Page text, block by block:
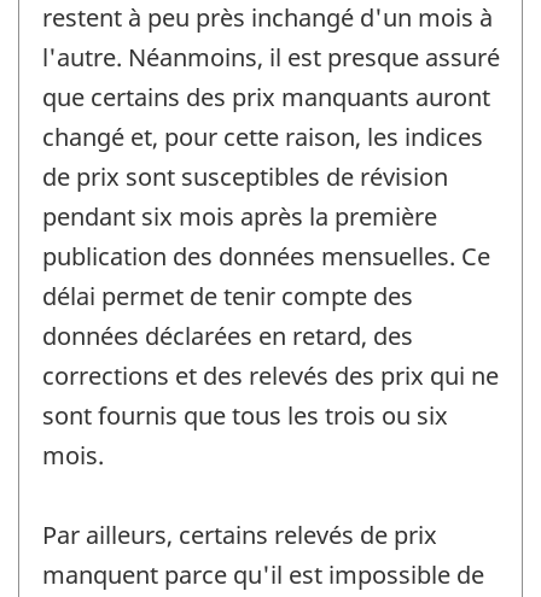
restent à peu près inchangé d'un mois à
l'autre. Néanmoins, il est presque assuré
que certains des prix manquants auront
changé et, pour cette raison, les indices
de prix sont susceptibles de révision
pendant six mois après la première
publication des données mensuelles. Ce
délai permet de tenir compte des
données déclarées en retard, des
corrections et des relevés des prix qui ne
sont fournis que tous les trois ou six
mois.
Par ailleurs, certains relevés de prix
manquent parce qu'il est impossible de